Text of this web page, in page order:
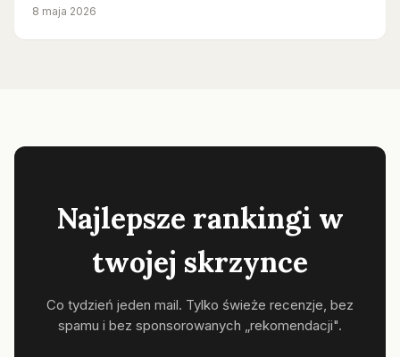
8 maja 2026
Najlepsze rankingi w
twojej skrzynce
Co tydzień jeden mail. Tylko świeże recenzje, bez
spamu i bez sponsorowanych „rekomendacji".